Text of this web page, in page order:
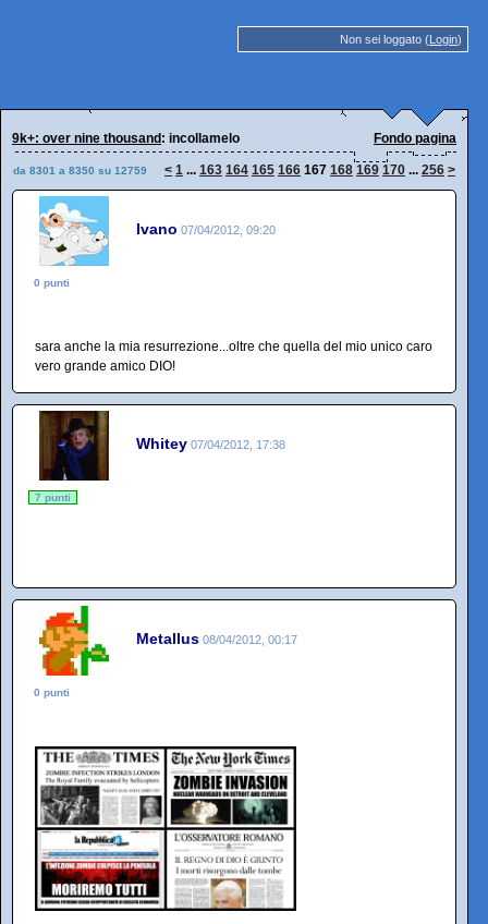
Non sei loggato (Login)
9k+: over nine thousand : incollamelo Fondo pagina
da 8301 a 8350 su 12759 < 1 ... 163 164 165 166 167 168 169 170 ... 256 >
Ivano 07/04/2012, 09:20
0 punti
sara anche la mia resurrezione...oltre che quella del mio unico caro
vero grande amico DIO!
Whitey 07/04/2012, 17:38
7 punti
Metallus 08/04/2012, 00:17
0 punti